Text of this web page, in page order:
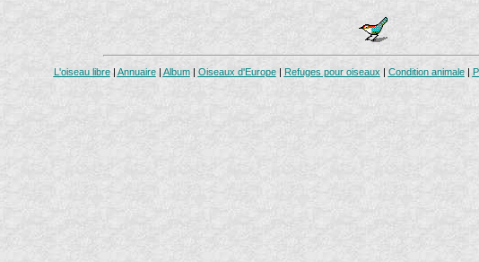
L'oiseau libre| Annuaire| Album| Oiseaux d'Europe| Refuges pour oiseaux Condition animale|